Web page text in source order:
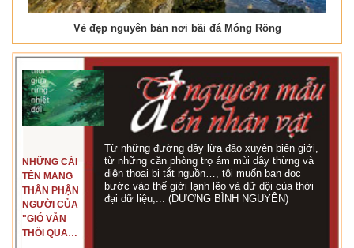
Vẻ đẹp nguyên bản nơi bãi đá Móng Rồng
NHỮNG CÁI
TÊN MANG
THÂN PHẬN
NGƯỜI CỦA
"GIÓ VẪN
THỔI QUA
Từ những đường dây lừa đảo xuyên biên giới,
từ những căn phòng trọ ám mùi dây thừng và
điện thoại bị tắt nguồn…, tôi muốn bạn đọc
bước vào thế giới lạnh lẽo và dữ dội của thời
đại dữ liệu,... (DƯƠNG BÌNH NGUYÊN)